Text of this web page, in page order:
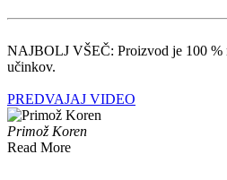
NAJBOLJ VŠEČ: Proizvod je 100 %
učinkov.
PREDVAJAJ VIDEO
Primož Koren
Read More